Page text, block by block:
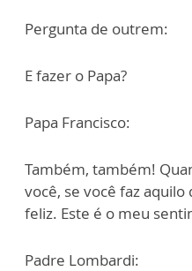
Pergunta de outrem:
E fazer o Papa?
Papa Francisco:
Também, também!
você, se você faz
feliz. Este é o meu
Padre Lombardi: